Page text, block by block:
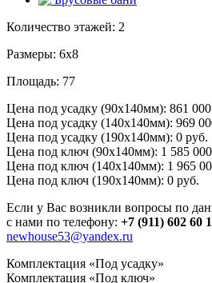
Количество этажей: 2
Размеры: 6х8
Площадь: 77
Цена под усадку (90х140мм): 861
Цена под усадку (140х140мм): 969
Цена под усадку (190х140мм): 0 руб.
Цена под ключ (90х140мм): 1 585
Цена под ключ (140х140мм): 1 965
Цена под ключ (190х140мм): 0 руб.
Если у Вас возникли вопросы по
с нами по телефону: +7 (911) 602 60
newhouse53@yandex.ru
Комплектация «Под усадку»
Комплектация «Под ключ»